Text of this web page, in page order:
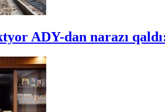
ADY-dan narazı